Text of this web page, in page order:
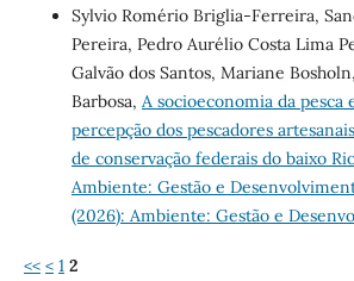
Sylvio Romério Briglia-Ferreira,
Pereira, Pedro Aurélio Costa Lima
Galvão dos Santos, Mariane
Barbosa, A socioeconomia da pesca
percepção dos pescadores
de conservação federais do baixo
Ambiente: Gestão e
(2026): Ambiente: Gestão e
<< < 1 2